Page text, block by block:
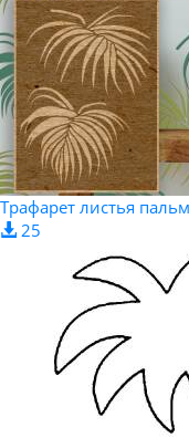
Трафарет листья
25